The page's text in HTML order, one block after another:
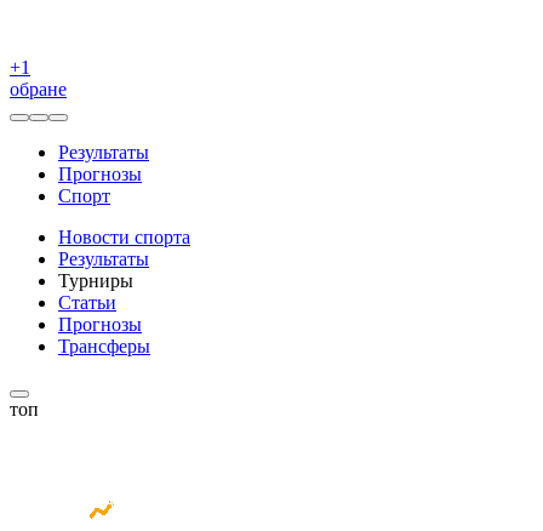
+1
обране
Результаты
Прогнозы
Спорт
Новости спорта
Результаты
Турниры
Статьи
Прогнозы
Трансферы
топ